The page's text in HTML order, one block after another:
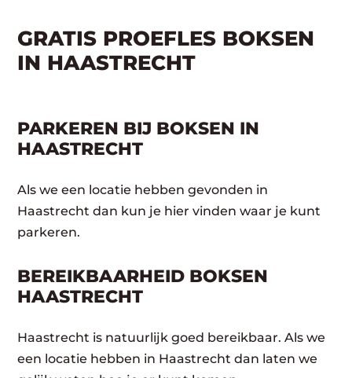
GRATIS PROEFLES BOKSEN
IN HAASTRECHT
PARKEREN BIJ BOKSEN IN
HAASTRECHT
Als we een locatie hebben gevonden in
Haastrecht dan kun je hier vinden waar je kunt
parkeren.
BEREIKBAARHEID BOKSEN
HAASTRECHT
Haastrecht is natuurlijk goed bereikbaar. Als we
een locatie hebben in Haastrecht dan laten we